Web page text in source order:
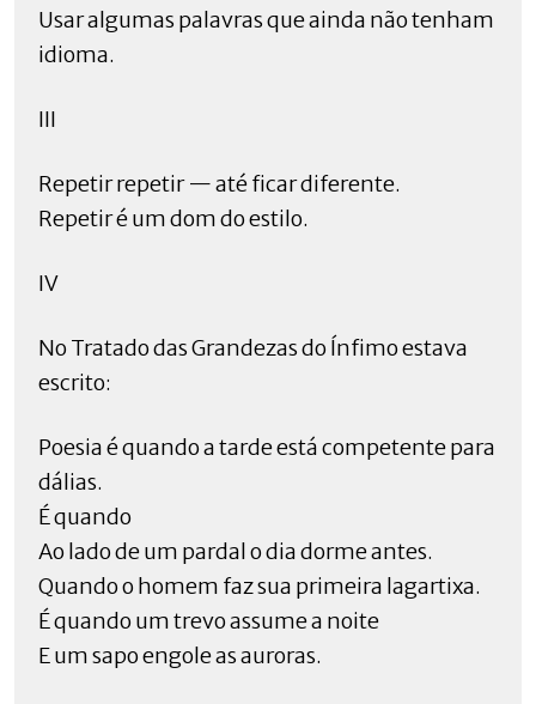
Usar algumas palavras que ainda não tenham
idioma.
III
Repetir repetir — até ficar diferente.
Repetir é um dom do estilo.
IV
No Tratado das Grandezas do Ínfimo estava
escrito:
Poesia é quando a tarde está competente para
dálias.
É quando
Ao lado de um pardal o dia dorme antes.
Quando o homem faz sua primeira lagartixa.
É quando um trevo assume a noite
E um sapo engole as auroras.